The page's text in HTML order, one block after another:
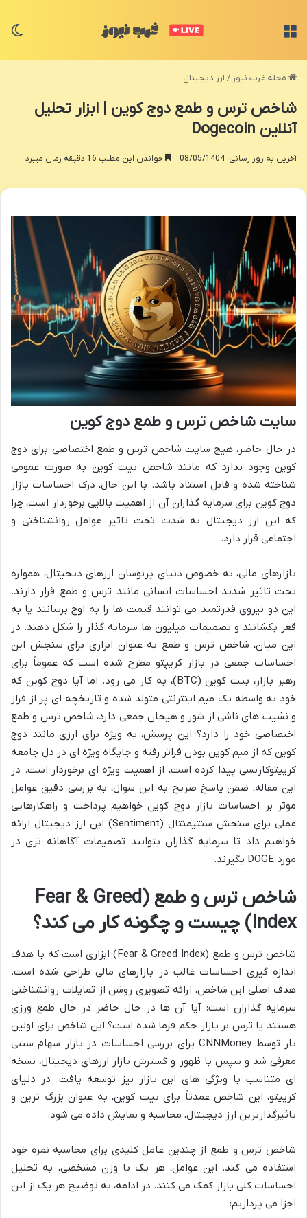
مجله غرب نیوز / ارز دیجیتال
شاخص ترس و طمع دوج کوین | ابزار تحلیل
آنلاین Dogecoin
آخرین به روز رسانی: 08/05/1404 خواندن این مطلب 16 دقیقه زمان میبرد
سایت شاخص ترس و طمع دوج کوین
در حال حاضر، هیچ سایت شاخص ترس و طمع اختصاصی برای دوج
کوین وجود ندارد که مانند شاخص بیت کوین به صورت عمومی
شناخته شده و قابل استناد باشد. با این حال، درک احساسات بازار
دوج کوین برای سرمایه گذاران آن از اهمیت بالایی برخوردار است، چرا
که این ارز دیجیتال به شدت تحت تاثیر عوامل روانشناختی و
اجتماعی قرار دارد.
بازارهای مالی، به خصوص دنیای پرنوسان ارزهای دیجیتال، همواره
تحت تاثیر شدید احساسات انسانی مانند ترس و طمع قرار دارند.
این دو نیروی قدرتمند می توانند قیمت ها را به اوج برسانند یا به
قعر بکشانند و تصمیمات میلیون ها سرمایه گذار را شکل دهند. در
این میان، شاخص ترس و طمع به عنوان ابزاری برای سنجش این
احساسات جمعی در بازار کریپتو مطرح شده است که عموماً برای
رهبر بازار، بیت کوین (BTC)، به کار می رود. اما آیا دوج کوین که
خود به واسطه یک میم اینترنتی متولد شده و تاریخچه ای پر از فراز
و نشیب های ناشی از شور و هیجان جمعی دارد، شاخص ترس و طمع
اختصاصی خود را دارد؟ این پرسش، به ویژه برای ارزی مانند دوج
کوین که از میم کوین بودن فراتر رفته و جایگاه ویژه ای در دل جامعه
کریپتوکارنسی پیدا کرده است، از اهمیت ویژه ای برخوردار است. در
این مقاله، ضمن پاسخ صریح به این سوال، به بررسی دقیق عوامل
موثر بر احساسات بازار دوج کوین خواهیم پرداخت و راهکارهایی
عملی برای سنجش سنتیمنتال (Sentiment) این ارز دیجیتال ارائه
خواهیم داد تا سرمایه گذاران بتوانند تصمیمات آگاهانه تری در
مورد DOGE بگیرند.
شاخص ترس و طمع (Fear & Greed
Index) چیست و چگونه کار می کند؟
شاخص ترس و طمع (Fear & Greed Index) ابزاری است که با هدف
اندازه گیری احساسات غالب در بازارهای مالی طراحی شده است.
هدف اصلی این شاخص، ارائه تصویری روشن از تمایلات روانشناختی
سرمایه گذاران است: آیا آن ها در حال حاضر در حال طمع ورزی
هستند یا ترس بر بازار حکم فرما شده است؟ این شاخص برای اولین
بار توسط CNNMoney برای بررسی احساسات در بازار سهام سنتی
معرفی شد و سپس با ظهور و گسترش بازار ارزهای دیجیتال، نسخه
ای متناسب با ویژگی های این بازار نیز توسعه یافت. در دنیای
کریپتو، این شاخص عمدتاً برای بیت کوین، به عنوان بزرگ ترین و
تاثیرگذارترین ارز دیجیتال، محاسبه و نمایش داده می شود.
شاخص ترس و طمع از چندین عامل کلیدی برای محاسبه نمره خود
استفاده می کند. این عوامل، هر یک با وزن مشخصی، به تحلیل
احساسات کلی بازار کمک می کنند. در ادامه، به توضیح هر یک از این
اجزا می پردازیم: